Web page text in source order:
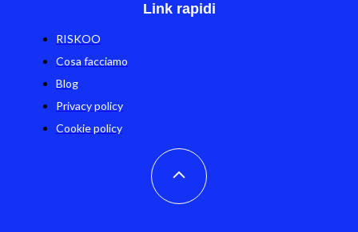
Link rapidi
RISKOO
Cosa facciamo
Blog
Privacy policy
Cookie policy